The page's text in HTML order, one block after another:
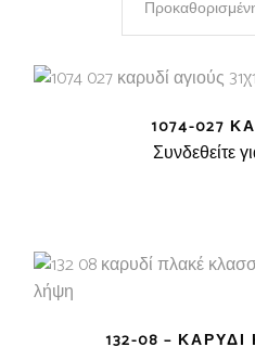
1074-027
Συνδεθείτε
132-08 –